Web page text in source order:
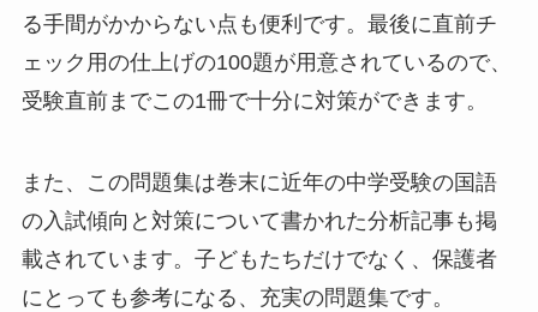
る手間がかからない点も便利です。最後に直前チ
ェック用の仕上げの100題が用意されているので、
受験直前までこの1冊で十分に対策ができます。
また、この問題集は巻末に近年の中学受験の国語
の入試傾向と対策について書かれた分析記事も掲
載されています。子どもたちだけでなく、保護者
にとっても参考になる、充実の問題集です。